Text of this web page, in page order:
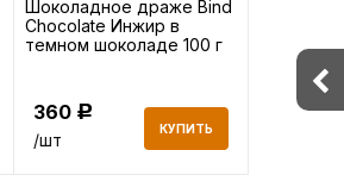
Шоколадное драже Bind
Chocolate Инжир в
темном шоколаде 100 г
360 Р
/шт
КУПИТЬ
360Р